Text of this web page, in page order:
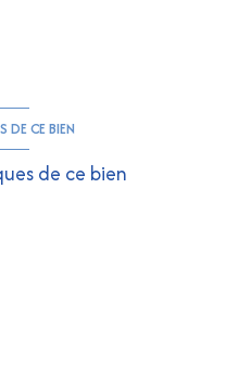
DE CE BIEN
de ce bien